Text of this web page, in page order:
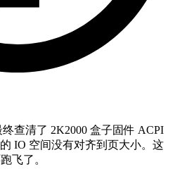
查清了 2K2000 盒子固件 ACPI
IO 空间没有对齐到页大小。这
飞了。